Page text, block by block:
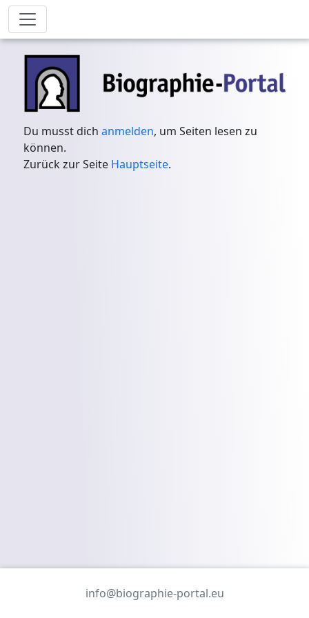
Du musst dichanmelden, um Seiten lesen zu
können.
Zurück zur Seite Hauptseite.
info@biographie-portal.eu